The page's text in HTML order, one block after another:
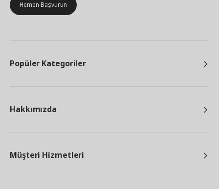
Hemen Başvurun
Popüler Kategoriler
Hakkımızda
Müşteri Hizmetleri